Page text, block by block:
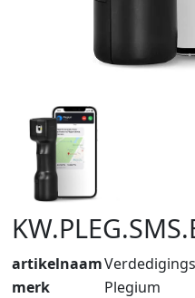
artikelnaam
merk
Plegium